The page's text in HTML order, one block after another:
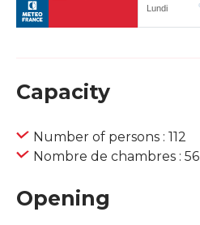
Capacity
Number of persons : 112
Nombre de chambres : 56
Opening